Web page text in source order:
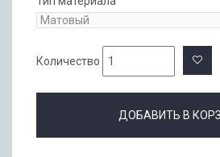
Количество
ДОБАВИТЬ В